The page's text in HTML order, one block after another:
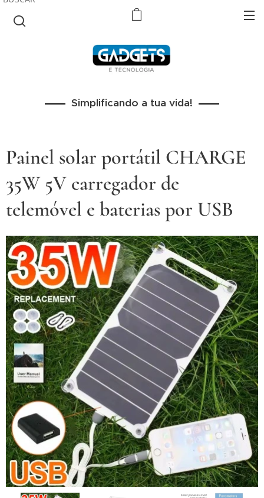
Simplificando a tua vida!
Painel solar portátil CHARGE
35W 5V carregador de
telemóvel e baterias por USB